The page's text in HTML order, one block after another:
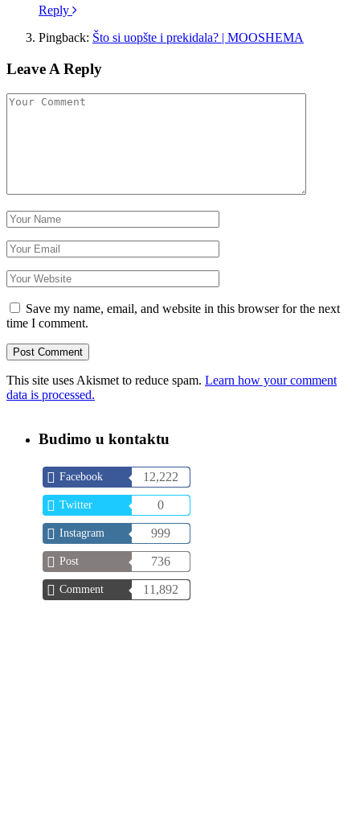
Reply
Pingback: Što si uopšte i prekidala? | MOOSHEMA
Leave A Reply
Save my name, email, and website in this browser for the next
time I comment.
This site uses Akismet to reduce spam. Learn how your comment
data is processed.
Budimo u kontaktu
Facebook 12,222
Twitter 0
Instagram 999
Post 736
Comment 11,892